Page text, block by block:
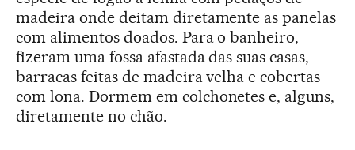
madeira onde deitam diretamente as panelas
com alimentos doados. Para o banheiro,
fizeram uma fossa afastada das suas casas,
barracas feitas de madeira velha e cobertas
com lona. Dormem em colchonetes e, alguns,
diretamente no chão.